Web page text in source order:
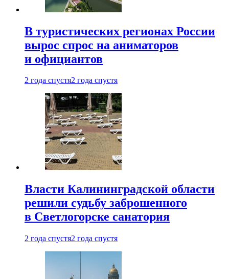
В туристических регионах России
вырос спрос на аниматоров
и официантов
2 года спустя2 года спустя
Власти Калининградской области
решили судьбу заброшенного
в Светлогорске санатория
2 года спустя2 года спустя